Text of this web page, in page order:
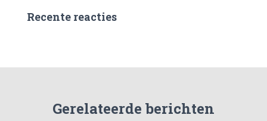
Recente reacties
Gerelateerde berichten